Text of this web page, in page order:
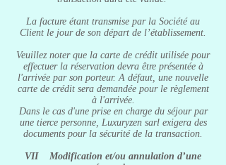
La facture étant transmise par la Société au
Client le jour de son départ de l’établissement.
Veuillez noter que la carte de crédit utilisée pour
effectuer la réservation devra être présentée à
l'arrivée par son porteur. A défaut, une nouvelle
carte de crédit sera demandée pour le règlement
à l'arrivée.
Dans le cas d'une prise en charge du séjour par
une tierce personne, Luxuryzen sarl exigera des
documents pour la sécurité de la transaction.
VII Modification et/ou annulation d’une